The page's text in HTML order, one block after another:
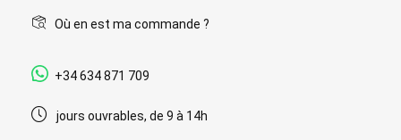
Où en est ma commande ?
+34 634 871 709
jours ouvrables, de 9 à 14h